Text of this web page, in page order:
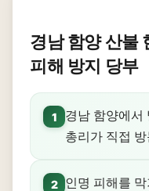
경남 함양 산불
피해 방지 당부
1
경남 함양에서
총리가 직접
2
인명 피해를